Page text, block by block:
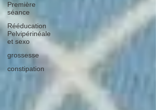
Première
séance
Rééducation
Pelvipérinéale
et sexo
grossesse
constipation